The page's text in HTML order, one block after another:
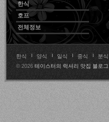
한식
호프
전체정보
한식 양식 일식 중식 분식
© 2026 테이스터의 럭셔리 맛집 블로그